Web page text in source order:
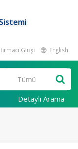
Girişi English
Detaylı Arama